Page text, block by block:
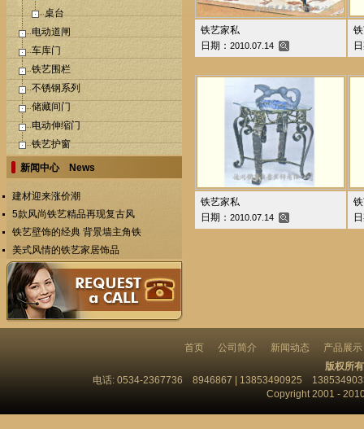
铁艺家私
日期： 2010.07.14
铁艺家私
日期： 2010.07.14
桌台
电动道闸
车库门
铁艺围栏
不锈钢系列
储藏间门
电动伸缩门
铁艺护窗
新闻中心 News
建材迎来涨价潮
5款风尚铁艺精品再现复古风
铁艺壁饰的经典 背景墙主角铁
美式风情的铁艺家居饰品
首页 公司简介 新闻动态
产品展示
版权所
电话: 0534-2367736 8946867 | 13853490925
Copyright 2001 -